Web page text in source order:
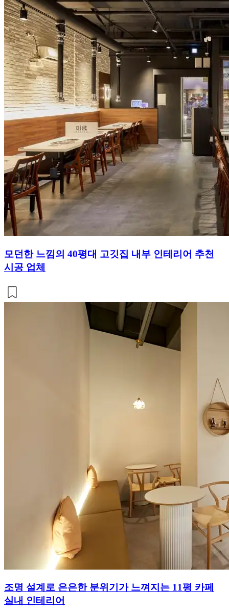
모던한 느낌의 40평대 고깃집 내부 인테리어 추천
시공 업체
조명 설계로 은은한 분위기가 느껴지는 11평 카페
실내 인테리어